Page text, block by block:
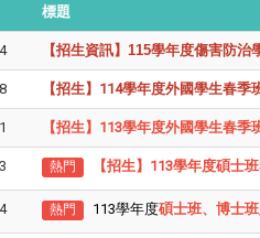
標題
【招生資訊】115學年度傷害防
【招生】114學年度外國學生春
【招生】113學年度外國學生春
熱門 【招生】113學年度碩士
熱門 113學年度碩士班、博士